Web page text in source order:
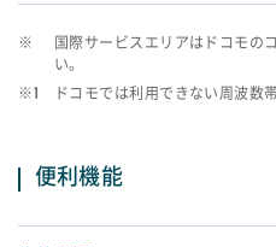
※
国際サービスエリアはドコモの
い。
※1
ドコモでは利用できない周波数
便利機能